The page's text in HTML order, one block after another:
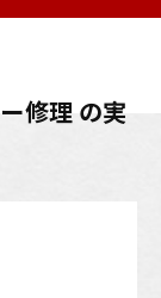
修理 の実